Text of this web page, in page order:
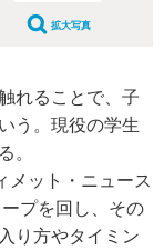
拡大写真
れることで、子
う。現役の学生
。
ット・ニュース
プを回し、その
り方やタイミン